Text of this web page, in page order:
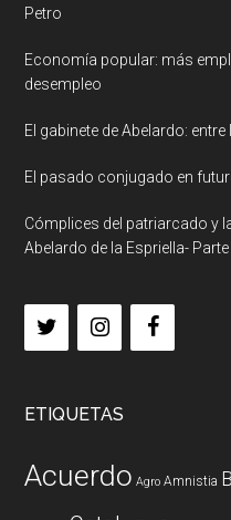
Petro
Economía popular: más
desempleo
El gabinete de Abelardo:
El pasado conjugado en
Cómplices del patriarcado y
Abelardo de la Espriella- Parte
ETIQUETAS
Acuerdo Agro Amnistia